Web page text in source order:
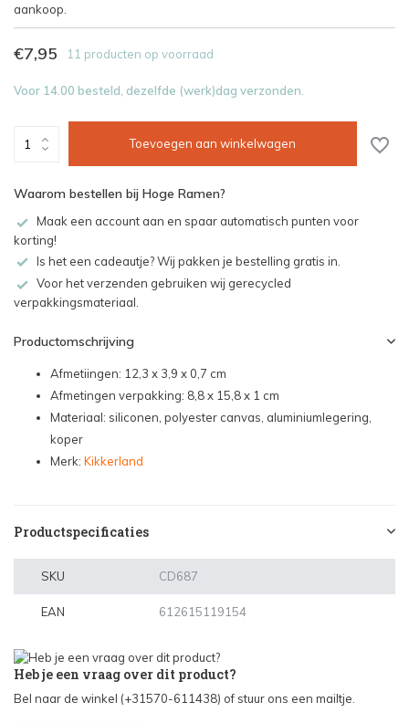
aankoop.
€7,95 11 producten op voorraad
Voor 14.00 besteld, dezelfde (werk)dag verzonden.
Toevoegen aan winkelwagen
Waarom bestellen bij Hoge Ramen?
Maak een account aan en spaar automatisch punten voor
korting!
Is het een cadeautje? Wij pakken je bestelling gratis in.
Voor het verzenden gebruiken wij gerecycled
verpakkingsmateriaal.
Productomschrijving
Afmetiingen: 12,3 x 3,9 x 0,7 cm
Afmetingen verpakking: 8,8 x 15,8 x 1 cm
Materiaal: siliconen, polyester canvas, aluminiumlegering,
koper
Merk: Kikkerland
Productspecificaties
SKU CD687
EAN 612615119154
Heb je een vraag over dit product?
Bel naar de winkel (+31570-611438) of stuur ons een mailtje.